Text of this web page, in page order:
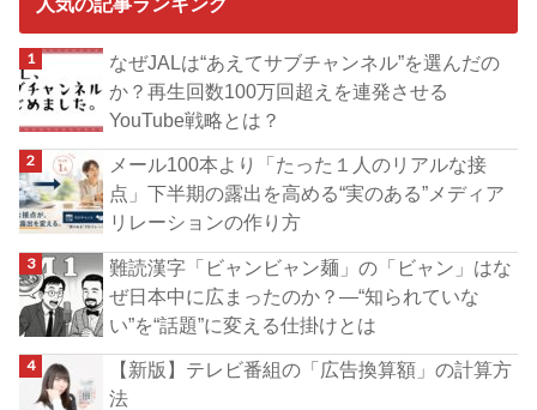
なぜJALは“あえてサブチャンネル”を選んだの
か？再生回数100万回超えを連発させる
YouTube戦略とは？
メール100本より「たった１人のリアルな接
点」下半期の露出を高める“実のある”メディア
リレーションの作り方
難読漢字「ビャンビャン麺」の「ビャン」はな
ぜ日本中に広まったのか？―“知られていな
い”を“話題”に変える仕掛けとは
【新版】テレビ番組の「広告換算額」の計算方
法